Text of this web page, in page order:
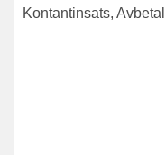
Kontantinsats,